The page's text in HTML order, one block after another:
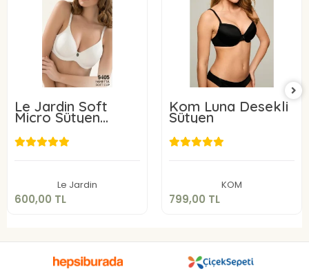
Le Jardin Soft
Micro Sütyen
9405-C
Le Jardin
600,00 TL
600,00 TL
Kom Luna Desekli
Sütyen
KOM
799,00 TL
799,00 TL